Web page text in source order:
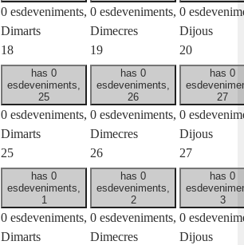
0 esdeveniments,
Dimarts
18
0 esdeveniments,
Dimecres
19
0
Dijous
20
has 0
esdeveniments,
25
0 esdeveniments,
Dimarts
25
has 0
esdeveniments,
26
0 esdeveniments,
Dimecres
26
has 0
27
0
Dijous
27
has 0
esdeveniments,
1
0 esdeveniments,
Dimarts
has 0
esdeveniments,
2
0 esdeveniments,
Dimecres
has 0
3
0
Dijous